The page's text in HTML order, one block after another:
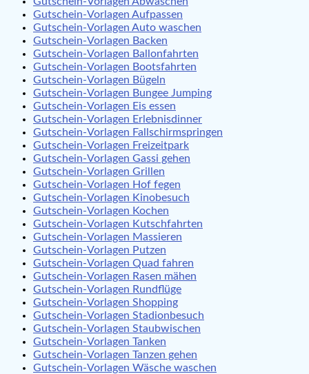
Gutschein-Vorlagen Aufpassen
Gutschein-Vorlagen Auto waschen
Gutschein-Vorlagen Backen
Gutschein-Vorlagen Ballonfahrten
Gutschein-Vorlagen Bootsfahrten
Gutschein-Vorlagen Bügeln
Gutschein-Vorlagen Bungee Jumping
Gutschein-Vorlagen Eis essen
Gutschein-Vorlagen Erlebnisdinner
Gutschein-Vorlagen Fallschirmspringen
Gutschein-Vorlagen Freizeitpark
Gutschein-Vorlagen Gassi gehen
Gutschein-Vorlagen Grillen
Gutschein-Vorlagen Hof fegen
Gutschein-Vorlagen Kinobesuch
Gutschein-Vorlagen Kochen
Gutschein-Vorlagen Kutschfahrten
Gutschein-Vorlagen Massieren
Gutschein-Vorlagen Putzen
Gutschein-Vorlagen Quad fahren
Gutschein-Vorlagen Rasen mähen
Gutschein-Vorlagen Rundflüge
Gutschein-Vorlagen Shopping
Gutschein-Vorlagen Stadionbesuch
Gutschein-Vorlagen Staubwischen
Gutschein-Vorlagen Tanken
Gutschein-Vorlagen Tanzen gehen
Gutschein-Vorlagen Wäsche waschen